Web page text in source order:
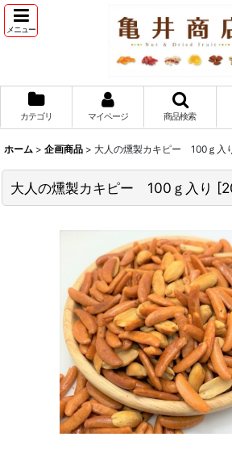
メニュー
カテゴリ マイページ 商品検索
ホーム > 企画商品 > 大人の燻製カキピー 100ｇ入
大人の燻製カキピー 100ｇ入り [